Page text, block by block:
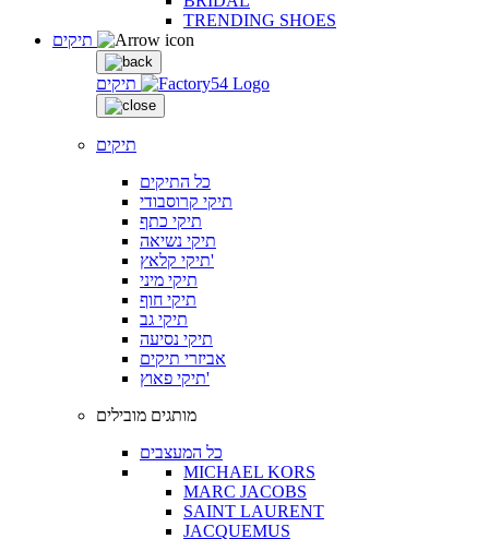
TRENDING SHOES
תיקים
תיקים
כל התיקים
תיקי קרוסבודי
תיקי כתף
תיקי נשיאה
תיקי קלאץ'
תיקי מיני
תיקי חוף
תיקי גב
תיקי נסיעה
אביזרי תיקים
תיקי פאוץ'
מותגים מובילים
כל המעצבים
MICHAEL KORS
MARC JACOBS
SAINT LAURENT
JACQUEMUS